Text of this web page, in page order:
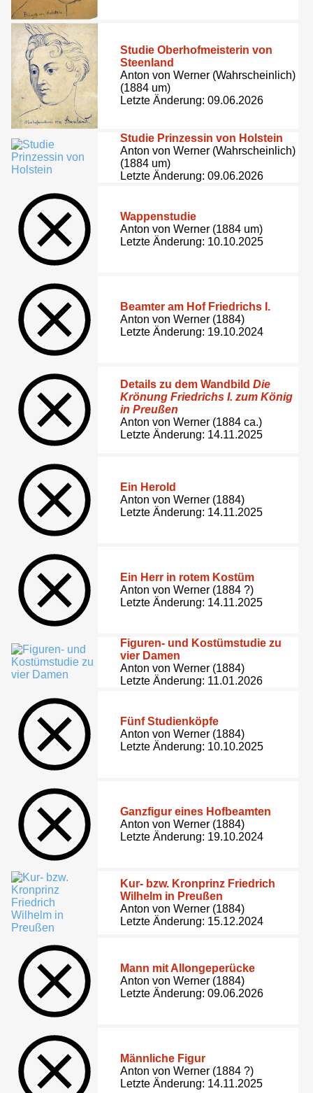
Studie Oberhofmeisterin von
Steenland
Anton von Werner (Wahrscheinlich)
(1884 um)
Letzte Änderung: 09.06.2026
Studie Prinzessin von Holstein
Anton von Werner (Wahrscheinlich)
(1884 um)
Letzte Änderung: 09.06.2026
Wappenstudie
Anton von Werner (1884 um)
Letzte Änderung: 10.10.2025
Beamter am Hof Friedrichs I.
Anton von Werner (1884)
Letzte Änderung: 19.10.2024
Details zu dem Wandbild Die
Krönung Friedrichs I. zum König
in Preußen
Anton von Werner (1884 ca.)
Letzte Änderung: 14.11.2025
Ein Herold
Anton von Werner (1884)
Letzte Änderung: 14.11.2025
Ein Herr in rotem Kostüm
Anton von Werner (1884 ?)
Letzte Änderung: 14.11.2025
Figuren- und Kostümstudie zu
vier Damen
Anton von Werner (1884)
Letzte Änderung: 11.01.2026
Fünf Studienköpfe
Anton von Werner (1884)
Letzte Änderung: 10.10.2025
Ganzfigur eines Hofbeamten
Anton von Werner (1884)
Letzte Änderung: 19.10.2024
Kur- bzw. Kronprinz Friedrich
Wilhelm in Preußen
Anton von Werner (1884)
Letzte Änderung: 15.12.2024
Mann mit Allongeperücke
Anton von Werner (1884)
Letzte Änderung: 09.06.2026
Männliche Figur
Anton von Werner (1884 ?)
Letzte Änderung: 14.11.2025